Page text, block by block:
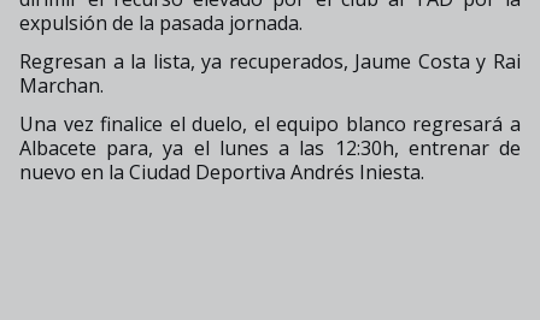
expulsión de la pasada jornada.
Regresan a la lista, ya recuperados, Jaume Costa y Rai
Marchan.
Una vez finalice el duelo, el equipo blanco regresará a
Albacete para, ya el lunes a las 12:30h, entrenar de
nuevo en la Ciudad Deportiva Andrés Iniesta.